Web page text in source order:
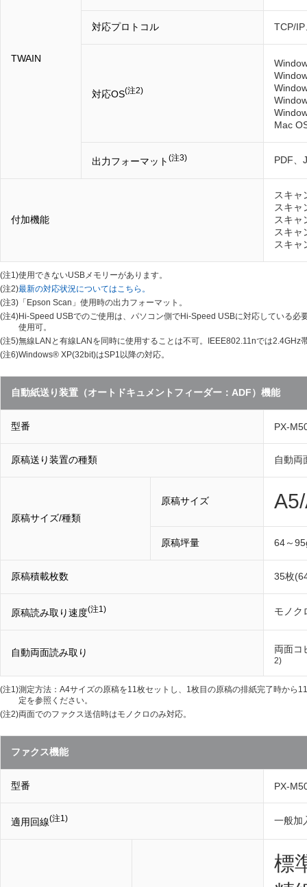
TWAIN
対応プロトコル TCP/
対応OS(注2)
Mac
出力フォーマット (注3) PDF、
付加機能
スキャ
スキャ
スキャ
スキャ
スキャ
(注1)使用できないUSBメモリーがあります。
(注2)最新の対応状況についてはこちら。
(注3) 「Epson Scan」使用時の出力フォーマット。
(注4)Hi-Speed USBでのご使用は、パソコン側でHi-Speed USBに対応している
使用可。
(注5)無線LANと有線LANを同時に使用することは不可。IEEE802.11nでは2.4GHz
(注6)Windows® XP(32bit)はSP1以降の対応。
自動紙送り装置（オートドキュメントフィーダー：ADF）機能
型番 PX-
原稿送り装置の種類 自動両
原稿サイズ/種類
原稿サイズ
原稿坪量 64～
原稿積載枚数 35枚
原稿読み取り速度(注1) モノク
自動両面読み取り 両面コ
2)
(注1)測定方法：A4サイズの原稿を11枚セットし、1枚目の原稿の排紙完了時から
定を参照ください。
(注2)両面でのファクス送信時はモノクロのみ対応。
ファクス機能
型番 PX-
適用回線(注1) 一般加
標